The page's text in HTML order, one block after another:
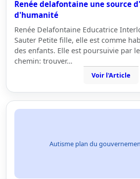
Renée delafontaine une source
d'humanité
Renée Delafontaine Educatrice
Sauter Petite fille, elle est comme
des enfants. Elle est poursuivie par
chemin: trouver…
Voir l'Article
Autisme plan du